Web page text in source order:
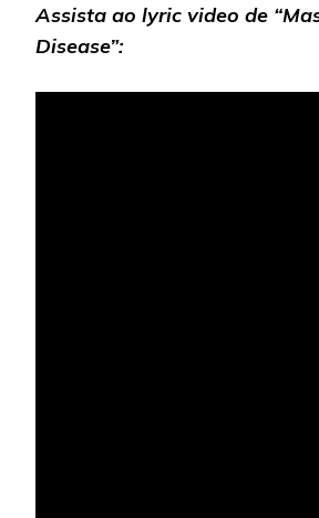
Assista ao lyric video de
Disease”: